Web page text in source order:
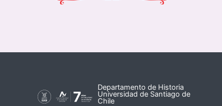
Departamento de Historia
Universidad de Santiago de
Chile